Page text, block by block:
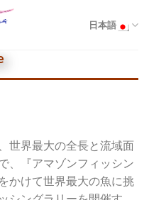
日本語
世界最大の全長と流域面
、『アマゾンフィッシン
かけて世界最大の魚に挑